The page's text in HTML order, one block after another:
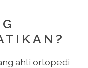
ahli ortopedi,